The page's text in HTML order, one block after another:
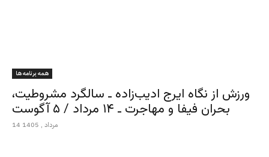
همه برنامه ها
ورزش از نگاه ایرج ادیب‌زاده ـ سالگرد مشروطیت،
بحران فیفا و مهاجرت ـ ۱۴ مرداد / ۵ آگوست
14 مرداد , 1405